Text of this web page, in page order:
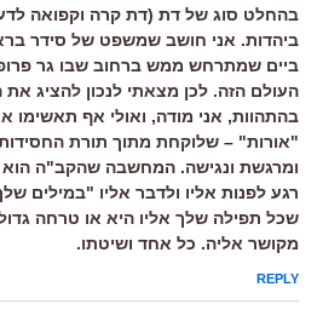
בהחלט סוג של דת (דת קרה וקפואה
ביהדות. אני חושב שמשפט של סידר
ביים שמתרחש ממש ברחוב שבו גר פרופ'
העולם הזה. לכן מצאתי לנכון להציג
בהתהוות, אני מודה, ואולי אף תאשימו
"אורות" – שלוקחת מתוך תורת
ומרגשת ונגישה. המחשבה שהקב"ה הוא
רגע לפנות אליו ולדבר אליו "במילים
שכל תפילה שלך אליו היא או טרחה
מקושר אליה. כל אחד ושיטתו.
REPLY